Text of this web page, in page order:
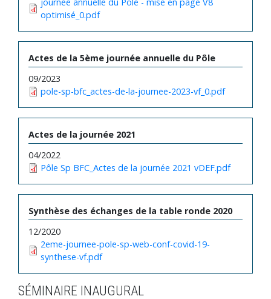
optimisé_0.pdf
Actes de la 5ème journée annuelle du Pôle
09/2023
pole-sp-bfc_actes-de-la-journee-2023-vf_0.pdf
Actes de la journée 2021
04/2022
Pôle Sp BFC_Actes de la journée 2021 vDEF.pdf
Synthèse des échanges de la table ronde 2020
12/2020
2eme-journee-pole-sp-web-conf-covid-19-
synthese-vf.pdf
SÉMINAIRE INAUGURAL